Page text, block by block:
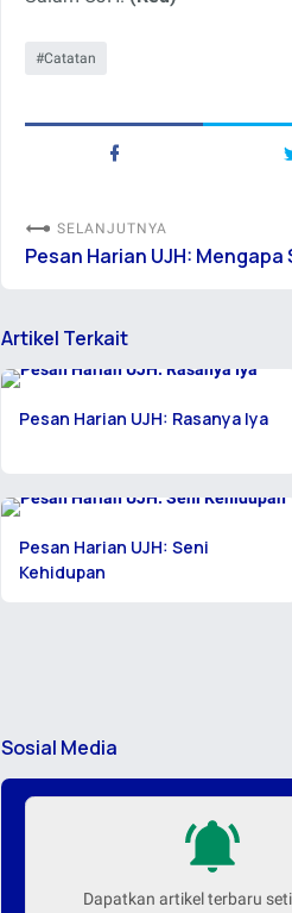
Catatan
SELANJUTNYA
Pesan Harian UJH:
Artikel Terkait
Pesan Harian UJH: Rasanya Iya
Pesan Harian UJH: Seni
Kehidupan
Sosial Media
Dapatkan artikel terbaru